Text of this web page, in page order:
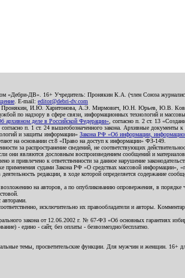
«Дебри-ДВ». 16+ Учредитель: Пронякин К.А. (член Союза
. E-mail: editor@debri-dv.com
К.А. Пронякин, И.Ю. Харитонова, А.Э. Мирмович, Ю.Н. Юрьев,
по надзору в сфере связи, информационных технологий и
деле в Российской Федерации» , согласно п. 2 ст. 13
п. 1 ст. 24 вышеобозначенного закона. Архивные документы к
и защиты информации» Закона РФ «Об информации,
на основании ст.8 «Право на доступ к информации» ФЗ-149.
за распространение сведений, не соответствующих
они являются дословным воспроизведением сообщений и
привлечено к ответственности за данное нарушение
судами Закона РФ «О средствах массовой информации»,
редакции, в ходе которой определяется содержание
на авторов, а по опубликованию опровержения, в порядке
исключительно их правообладатели и авторы.
закона от 12.06.2002 г. № 67-ФЗ «Об основных гарантиях
- едино - сайт, без оплаты - безвозмездно/бесплатно.
темы, просветительские функции. Для мужчин и женщин. 16+